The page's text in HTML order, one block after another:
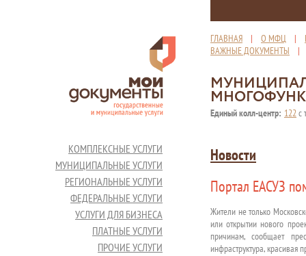
ГЛАВНАЯ | О МФЦ |
ВАЖНЫЕ ДОКУМЕНТЫ
Единый колл-центр: 122с
КОМПЛЕКСНЫЕ УСЛУГИ
МУНИЦИПАЛЬНЫЕ УСЛУГИ
РЕГИОНАЛЬНЫЕ УСЛУГИ
ФЕДЕРАЛЬНЫЕ УСЛУГИ
УСЛУГИ ДЛЯ БИЗНЕСА
ПЛАТНЫЕ УСЛУГИ
ПРОЧИЕ УСЛУГИ
Новости
Портал ЕАСУЗ
Жители не только
или открытии нового
причинам, сообщает
инфраструктура, красивая